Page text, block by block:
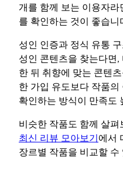
개를 함께 보는 이용자
를 확인하는 것이 좋습니
성인 인증과 정식 유통
성인 콘텐츠을 찾는다면
한 뒤 취향에 맞는 콘텐
한 가입 유도보다 작품
확인하는 방식이 만족도
비슷한 작품도 함께 살펴
최신 리뷰 모아보기에서
장르별 작품을 비교할 수